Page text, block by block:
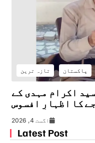
پاکستان تازہ ترین
اکرام مہدی کے
کا اظہارِ افسوس
اگست 4, 2026
Latest Post